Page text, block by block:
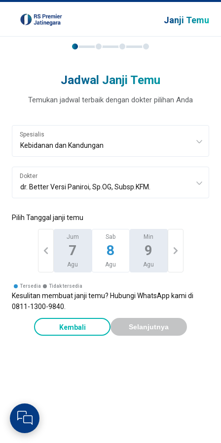
Janji Temu
Jadwal Janji Temu
Temukan jadwal terbaik dengan dokter pilihan Anda
Spesialis
Dokter
Pilih Tanggal janji temu
Jum
7
Agu
Sab
8
Agu
Min
9
Agu
Tersedia Tidak tersedia
Kesulitan membuat janji temu? Hubungi WhatsApp kami di
0811-1300-9840.
Kembali